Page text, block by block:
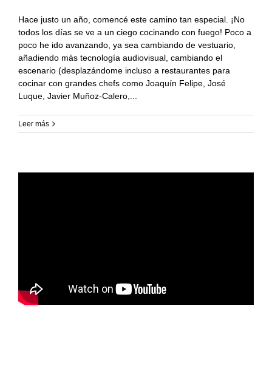
Hace justo un año, comencé este camino tan especial. ¡No
todos los días se ve a un ciego cocinando con fuego! Poco a
poco he ido avanzando, ya sea cambiando de vestuario,
añadiendo más tecnología audiovisual, cambiando el
escenario (desplazándome incluso a restaurantes para
cocinar con grandes chefs como Joaquín Felipe, José
Luque, Javier Muñoz-Calero,
Leer más